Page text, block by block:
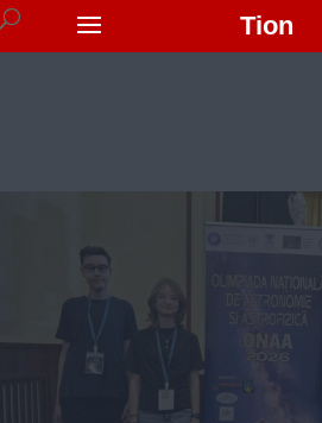
Tion